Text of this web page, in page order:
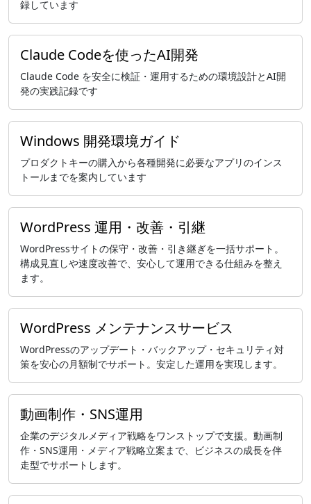
録しています
Claude Codeを使ったAI開発
Claude Code を安全に検証・運用するための環境設計とAI開
発の実践記録です
Windows 開発環境ガイド
プロダクトキーの購入から各種開発に必要なアプリのインス
トールまでを案内しています
WordPress 運用・改善・引継
WordPressサイトの保守・改善・引き継ぎを一括サポート。
構成見直しや速度改善で、安心して運用できる仕組みを整え
ます。
WordPress メンテナンスサービス
WordPressのアップデート・バックアップ・セキュリティ対
策を安心の月額制でサポート。安定した運用を実現します。
動画制作・SNS運用
企業のデジタルメディア戦略をワンストップで支援。動画制
作・SNS運用・メディア戦略立案まで、ビジネスの成長を伴
走型でサポートします。